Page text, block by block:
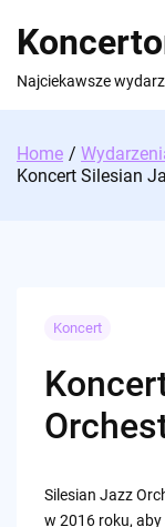
content
Najciekawsze
Home
Koncert Silesian
Koncert
Silesian Jazz
w 2016 roku,